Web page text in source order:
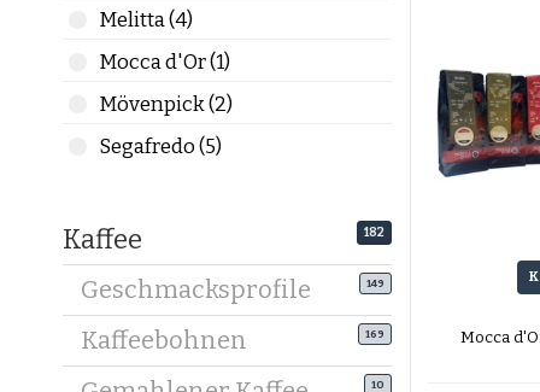
Melitta (4)
Mocca d'Or (1)
Mövenpick (2)
Segafredo (5)
Kaffee 182
Geschmacksprofile 149
Kaffeebohnen 169
10
Produkt
Wir
Mocca